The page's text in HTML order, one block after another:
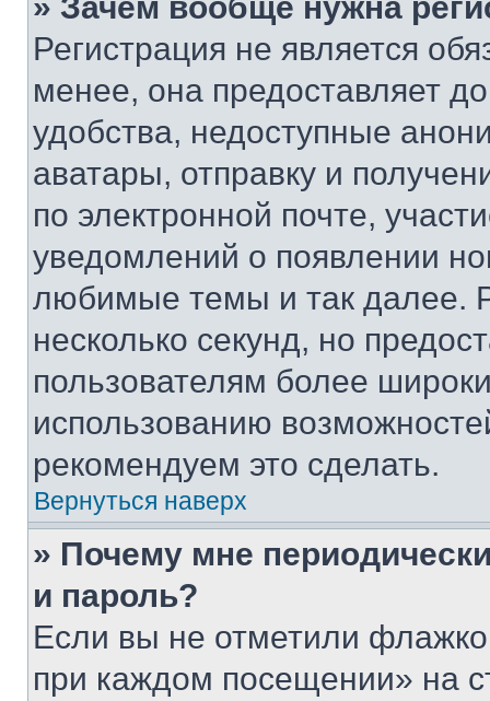
Регистрация не является
менее, она предоставляет
удобства, недоступные
аватары, отправку и
по электронной почте,
уведомлений о появлении
любимые темы и так далее.
несколько секунд, но
пользователям более
использованию
рекомендуем это сделать.
Вернуться наверх
» Почему мне
и пароль?
Если вы не отметили
при каждом посещении» на